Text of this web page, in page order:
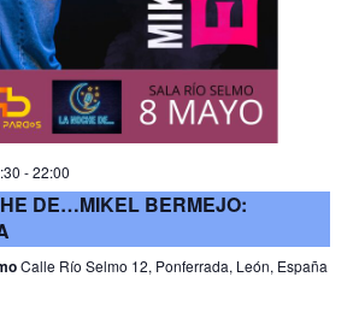
-22:00
DE…MIKEL BERMEJO:
Calle Río Selmo 12, Ponferrada, León, España